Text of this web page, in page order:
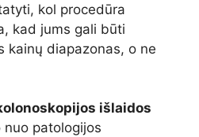
kol procedūra
kad jums gali būti
kainų diapazonas, o ne
išlaidos
patologijos